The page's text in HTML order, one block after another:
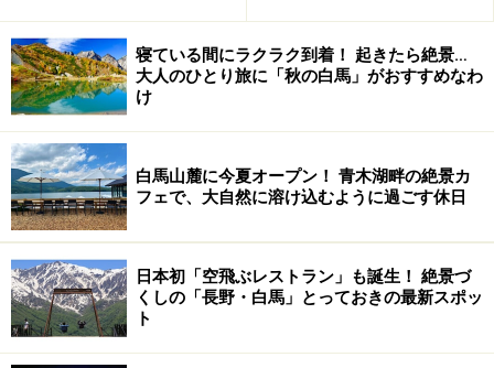
睡蓮の見頃は9月初旬までです
鑑賞の途中、テラスのアーチ型の柱越しに望む睡蓮池。
誰もが足を止め、しばらくうっとりと見入っています。
まさに、フランスのノルマンディー地方にあるクロー
ド・モネの愛したジヴェルニー庭園を思い起こさせま
す！
次ページでは、現在開催中の企画展についてご紹介しま
すね。あのクロード・モネの名作「睡蓮」にも出合えま
寝ている間にラクラク到着！ 起きたら絶景…
大人のひとり旅に「秋の白馬」がおすすめなわ
け
白馬山麓に今夏オープン！ 青木湖畔の絶景カ
フェで、大自然に溶け込むように過ごす休日
日本初「空飛ぶレストラン」も誕生！ 絶景づ
くしの「長野・白馬」とっておきの最新スポッ
ト